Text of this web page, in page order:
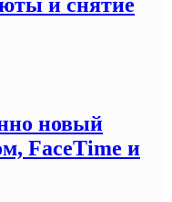
новый
FaceTime и